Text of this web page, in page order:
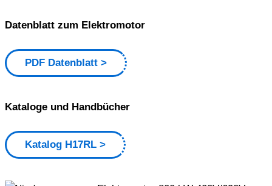
Datenblatt zum Elektromotor
PDF Datenblatt
Kataloge und Handbücher
Katalog H17RL